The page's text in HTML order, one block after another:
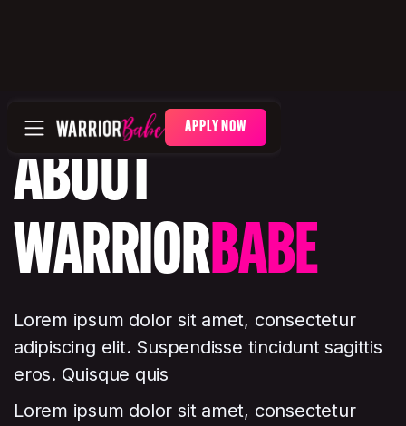
APPLY NOW
ABOUT
WARRIORBABE
Lorem ipsum dolor sit amet, consectetur
adipiscing elit. Suspendisse tincidunt sagittis
eros. Quisque quis
Lorem ipsum dolor sit amet, consectetur